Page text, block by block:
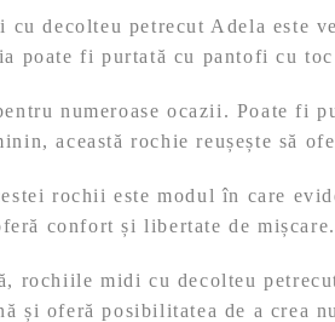
decolteu petrecut Adela este
poate fi purtată cu pantofi cu
numeroase ocazii. Poate fi
această rochie reușește să
rochii este modul în care
confort și libertate de mișcare.
rochiile midi cu decolteu
și oferă posibilitatea de a crea